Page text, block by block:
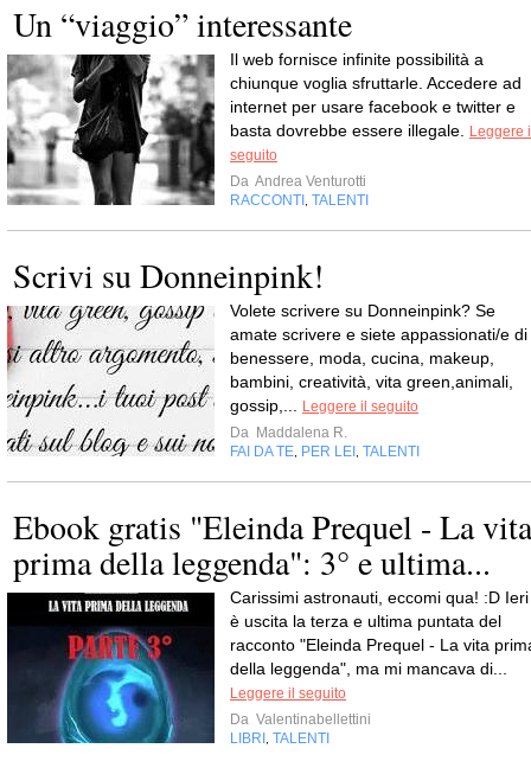
Un “viaggio” interessante
Il web fornisce infinite possibilità a
chiunque voglia sfruttarle. Accedere ad
internet per usare facebook e twitter e
basta dovrebbe essere illegale.
Leggere
seguito
Da Andrea Venturotti
RACCONTI
TALENTI
Scrivi su Donneinpink!
Volete scrivere su Donneinpink? Se
amate scrivere e siete appassionati/e di
benessere, moda, cucina, makeup,
bambini, creatività, vita green,animali,
gossip,...
Leggere il seguito
Da Maddalena R.
FAI DA TE PER LEI TALENTI
Ebook gratis "Eleinda Prequel - La vita
prima della leggenda": 3° e ultima...
Carissimi astronauti, eccomi qua! :D Ieri
è uscita la terza e ultima puntata del
racconto "Eleinda Prequel - La vita
della leggenda", ma mi mancava di...
Leggere il seguito
Da Valentinabellettini
LIBRI
TALENTI